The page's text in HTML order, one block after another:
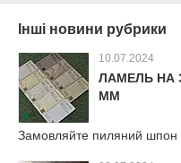
Інші новини рубрики
10.07.2024
ЛАМЕЛЬ НА
ММ
Замовляйте пиляний шпон